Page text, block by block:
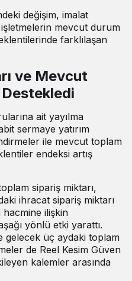
değişim, imalat
mevcut durum
farklılaşan
ve Mevcut
ait yayılma
sermaye yatırım
ile mevcut toplam
endeksi artış
sipariş miktarı,
ihracat sipariş miktarı
ilişkin
yönlü etki yarattı.
gelecek üç aydaki toplam
de Reel Kesim Güven
kalemler arasında